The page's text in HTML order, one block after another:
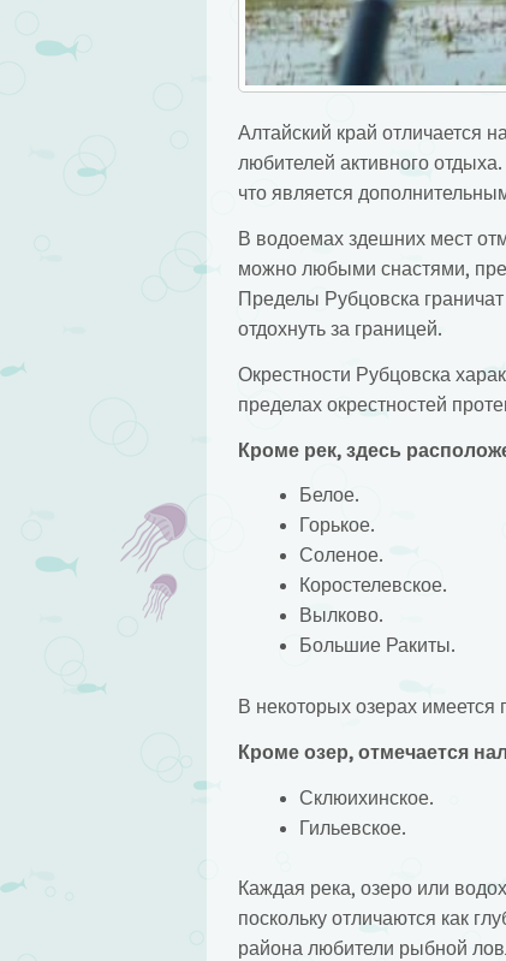
Алтайский край отличается
любителей активного
что является
В водоемах здешних мест
можно любыми снастями,
Пределы Рубцовска
отдохнуть за границей.
Окрестности Рубцовска
пределах окрестностей
Кроме рек, здесь
Белое.
Горькое.
Соленое.
Коростелевское.
Вылково.
Большие Ракиты.
В некоторых озерах имеется
Кроме озер, отмечается
Склюихинское.
Гильевское.
Каждая река, озеро или
поскольку отличаются как
района любители рыбной